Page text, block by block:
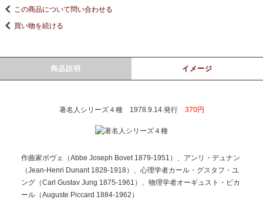
この商品について問い合わせる
買い物を続ける
商品説明 イメージ
著名人シリーズ４種 1978.9.14.発行 370円
作曲家ボヴェ（Abbe Joseph Bovet 1879-1951）、アンリ・デュナン
（Jean-Henri Dunant 1828-1918）、心理学者カール・グスタフ・ユ
ング（Carl Gustav Jung 1875-1961）、物理学者オーギュスト・ピカ
ール（Auguste Piccard 1884-1962）